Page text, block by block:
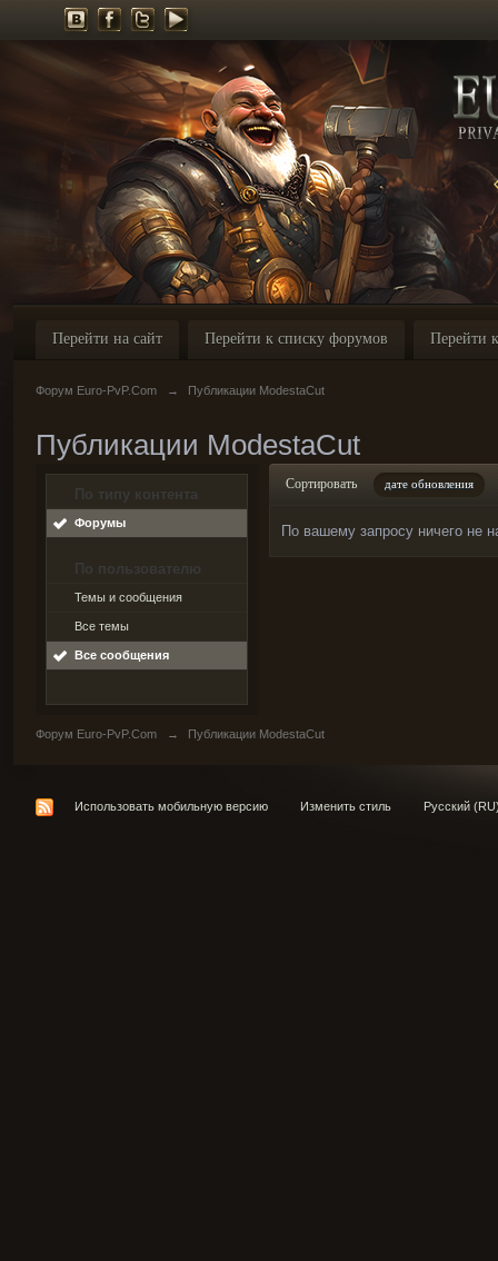
Перейти на сайт Перейти к списку форумов Перейти
Форум Euro-PvP.Com → Публикации ModestaCut
Публикации ModestaCut
По типу контента
Форумы
По пользователю
Темы и сообщения
Все темы
Все сообщения
Сортировать дате обновления
По вашему запросу ничего не
Форум Euro-PvP.Com → Публикации ModestaCut
Использовать мобильную версию Изменить стиль Русский